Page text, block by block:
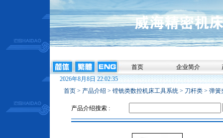
首页 企业简介
2026年8月8日 22:02:35
首页> 产品介绍 > 镗铣类数控机床工具系统> 刀杆类> 弹簧
产品介绍搜索 :